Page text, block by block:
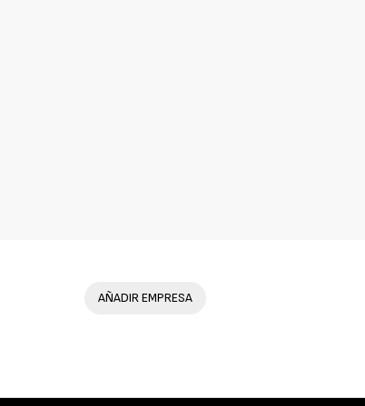
AÑADIR EMPRESA